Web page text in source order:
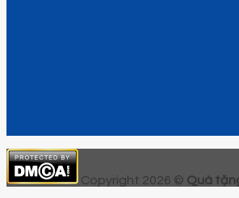
Copyright 2026 © Quà